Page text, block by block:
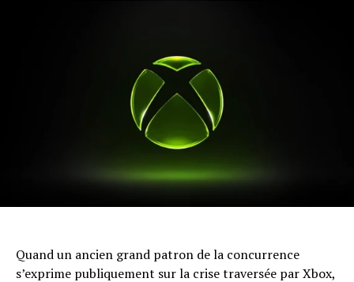
Quand un ancien grand patron de la concurrence
s’exprime publiquement sur la crise traversée par Xbox,